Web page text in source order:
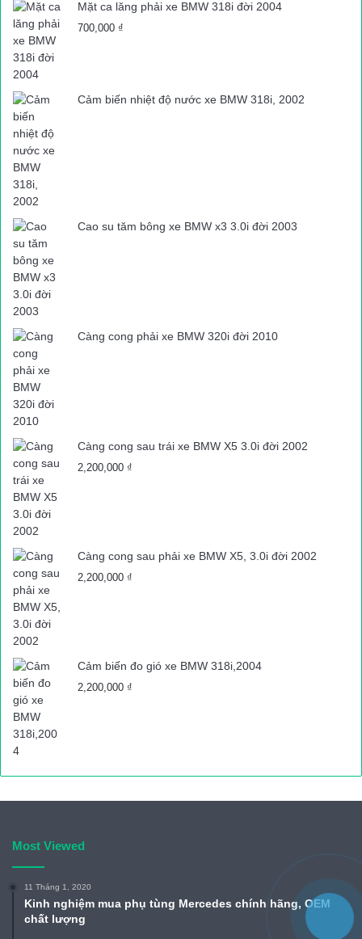
Mặt ca lăng phải xe BMW 318i đời 2004
700,000 ₫
Cảm biến nhiệt độ nước xe BMW 318i, 2002
Cao su tăm bông xe BMW x3 3.0i đời 2003
Càng cong phải xe BMW 320i đời 2010
Càng cong sau trái xe BMW X5 3.0i đời 2002
2,200,000 ₫
Càng cong sau phải xe BMW X5, 3.0i đời 2002
2,200,000 ₫
Cảm biến đo gió xe BMW 318i,2004
2,200,000 ₫
Most Viewed
11 Tháng 1, 2020
Kinh nghiệm mua phụ tùng Mercedes chính hãng, OEM
chất lượng